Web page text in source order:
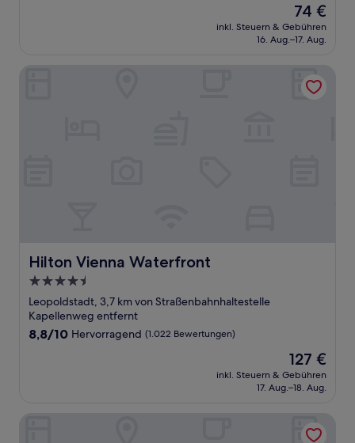
Der
Preis
beträgt
74 €
inkl. Steuern & Gebühren
16. Aug.–17. Aug.
Hilton Vienna Waterfront
Hilton Vienna Waterfront
4.5-
Sterne-
Unterkunft
Leopoldstadt, 3,7 km von Straßenbahnhaltestelle
Kapellenweg entfernt
8.8
8,8/10 Hervorragend (1.022 Bewertungen)
Der
Preis
beträgt
127 €
inkl. Steuern & Gebühren
17. Aug.–18. Aug.